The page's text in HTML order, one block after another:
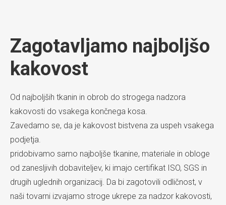
Zagotavljamo najboljšo
kakovost
Od najboljših tkanin in obrob do strogega nadzora
kakovosti do vsakega končnega kosa.
Zavedamo se, da je kakovost bistvena za uspeh vsakega
podjetja.
pridobivamo samo najboljše tkanine, materiale in obloge
od zanesljivih dobaviteljev, ki imajo certifikat ISO, SGS in
drugih uglednih organizacij. Da bi zagotovili odličnost, v
naši tovarni izvajamo stroge ukrepe za nadzor kakovosti,